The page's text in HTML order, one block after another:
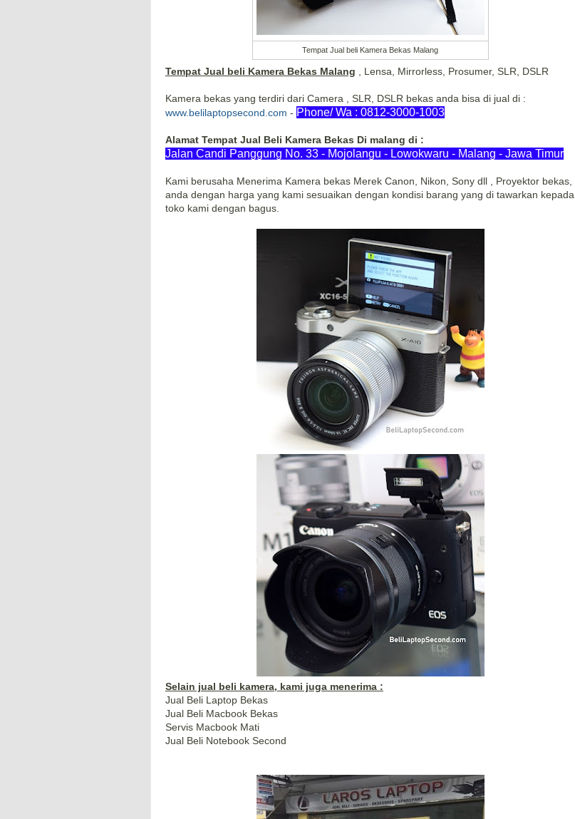
Tempat Jual beli Kamera Bekas Malang
Tempat Jual beli Kamera Bekas Malang , Lensa, Mirrorless, Prosumer, SLR, DSLR
Kamera bekas yang terdiri dari Camera , SLR, DSLR bekas anda bisa di jual di :
www.belilaptopsecond.com - Phone/ Wa : 0812-3000-1003
Alamat Tempat Jual Beli Kamera Bekas Di malang di :
Jalan Candi Panggung No. 33 - Mojolangu - Lowokwaru - Malang - Jawa Timur
Kami berusaha Menerima Kamera bekas Merek Canon, Nikon, Sony dll , Proyektor bekas,
anda dengan harga yang kami sesuaikan dengan kondisi barang yang di tawarkan kepada
toko kami dengan bagus.
Selain jual beli kamera, kami juga menerima :
Jual Beli Laptop Bekas
Jual Beli Macbook Bekas
Servis Macbook Mati
Jual Beli Notebook Second